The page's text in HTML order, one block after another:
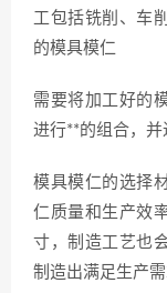
工包括铣削、车
的模具模仁
需要将加工好的
进行**的组合，
模具模仁的选择
仁质量和生产效
寸，制造工艺也
制造出满足生产